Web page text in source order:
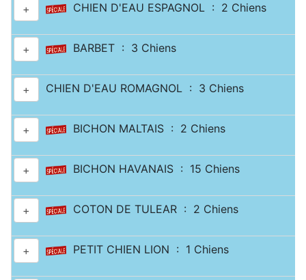
+ CHIEN D'EAU ESPAGNOL : 2 Chiens
+ BARBET : 3 Chiens
+ CHIEN D'EAU ROMAGNOL : 3 Chiens
+ BICHON MALTAIS : 2 Chiens
+ BICHON HAVANAIS : 15 Chiens
+ COTON DE TULEAR : 2 Chiens
+ PETIT CHIEN LION : 1 Chiens